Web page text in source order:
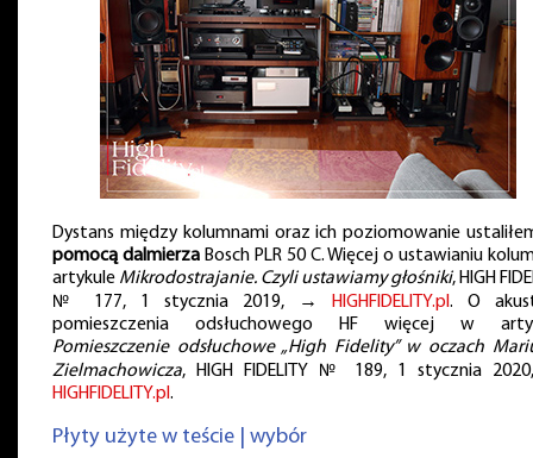
Dystans między kolumnami oraz ich poziomowanie
pomocą dalmierzaBosch PLR 50 C. Więcej o ustawianiu
artykule Mikrodostrajanie. Czyli ustawiamy głośniki, HIGH
№ 177, 1 stycznia 2019, → HIGHFIDELITY.pl. O
pomieszczenia odsłuchowego HF więcej w
Pomieszczenie odsłuchowe „High Fidelity” w oczach
Zielmachowicza, HIGH FIDELITY № 189, 1 stycznia
HIGHFIDELITY.pl.
Płyty użyte w teście | wybór